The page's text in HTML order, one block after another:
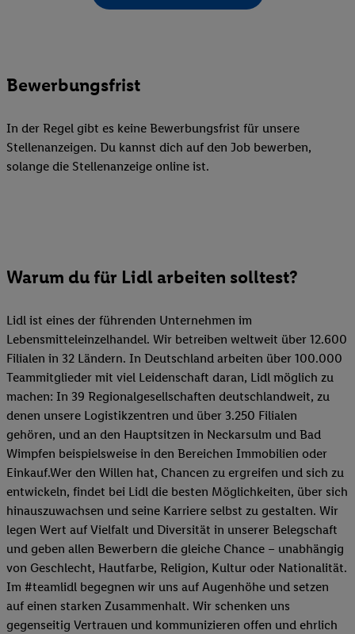
Bewerbungsfrist
In der Regel gibt es keine Bewerbungsfrist für unsere
Stellenanzeigen. Du kannst dich auf den Job bewerben,
solange die Stellenanzeige online ist.
Warum du für Lidl arbeiten solltest?
Lidl ist eines der führenden Unternehmen im
Lebensmitteleinzelhandel. Wir betreiben weltweit über 12.600
Filialen in 32 Ländern. In Deutschland arbeiten über 100.000
Teammitglieder mit viel Leidenschaft daran, Lidl möglich zu
machen: In 39 Regionalgesellschaften deutschlandweit, zu
denen unsere Logistikzentren und über 3.250 Filialen
gehören, und an den Hauptsitzen in Neckarsulm und Bad
Wimpfen beispielsweise in den Bereichen Immobilien oder
Einkauf.Wer den Willen hat, Chancen zu ergreifen und sich zu
entwickeln, findet bei Lidl die besten Möglichkeiten, über sich
hinauszuwachsen und seine Karriere selbst zu gestalten. Wir
legen Wert auf Vielfalt und Diversität in unserer Belegschaft
und geben allen Bewerbern die gleiche Chance – unabhängig
von Geschlecht, Hautfarbe, Religion, Kultur oder Nationalität.
Im #teamlidl begegnen wir uns auf Augenhöhe und setzen
auf einen starken Zusammenhalt. Wir schenken uns
gegenseitig Vertrauen und kommunizieren offen und ehrlich